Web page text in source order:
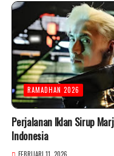
RAMADHAN 2026
Perjalanan Iklan Sirup
Indonesia